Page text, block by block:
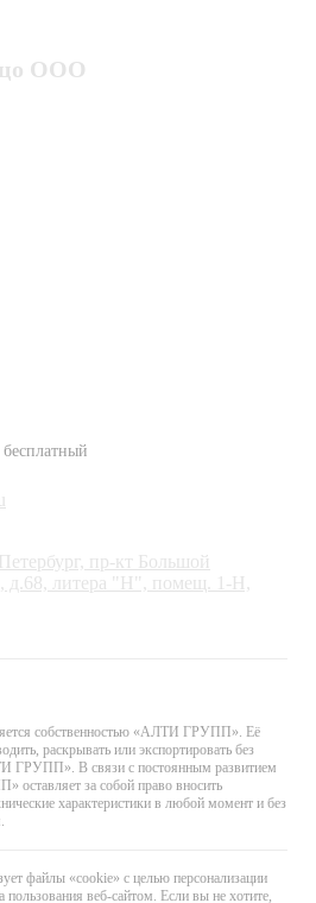
ООО
пр-кт Большой
д.68, литера "Н", помещ. 1-Н,
собственностью «АЛТИ ГРУПП». Её
раскрывать или экспортировать без
ГРУПП». В связи с постоянным развитием
за собой право вносить
характеристики в любой момент и без
файлы «cookie» с целью персонализации
веб-сайтом. Если вы не хотите,